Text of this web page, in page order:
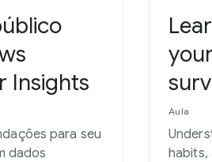
Insights
para seu
dados
Aula
habits,